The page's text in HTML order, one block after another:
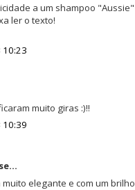
a um shampoo
ler o texto!
10:23
muito giras :)!!
10:39
muito elegante e com um